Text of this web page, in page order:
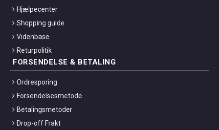
Hjælpecenter
Shopping guide
Videnbase
Returpolitik
FORSENDELSE & BETALING
Ordresporing
Forsendelsesmetode
Betalingsmetoder
Drop-off Frakt